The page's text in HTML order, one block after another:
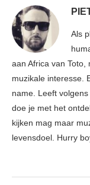
Als
aan Africa van
muzikale interesse.
name. Leeft
doe je met het
kijken mag maar
levensdoel. Hurry